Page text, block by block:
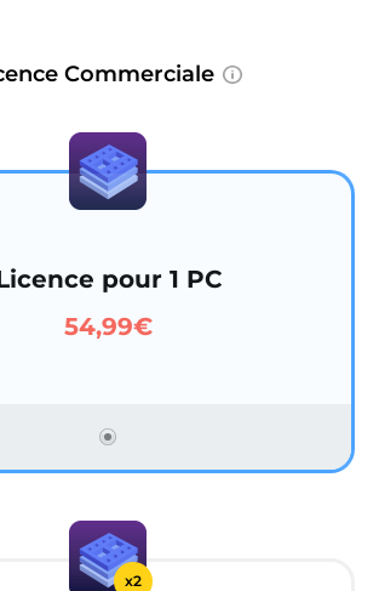
Commerciale
pour 1 PC
54,99€
x2